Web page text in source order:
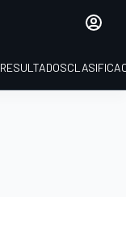
RESULTADOS